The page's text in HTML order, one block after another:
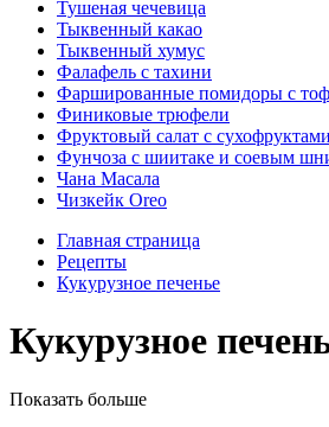
Тушеная чечевица
Тыквенный какао
Тыквенный хумус
Фалафель с тахини
Фаршированные помидоры с
Финиковые трюфели
Фруктовый салат с сухофруктами
Фунчоза с шиитаке и соевым
Чана Масала
Чизкейк Oreo
Главная страница
Рецепты
Кукурузное печенье
Кукурузное
Показать больше